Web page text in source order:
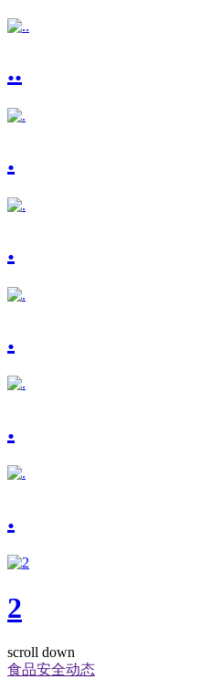
..
.
.
.
.
.
2
scroll down
食品安全动态